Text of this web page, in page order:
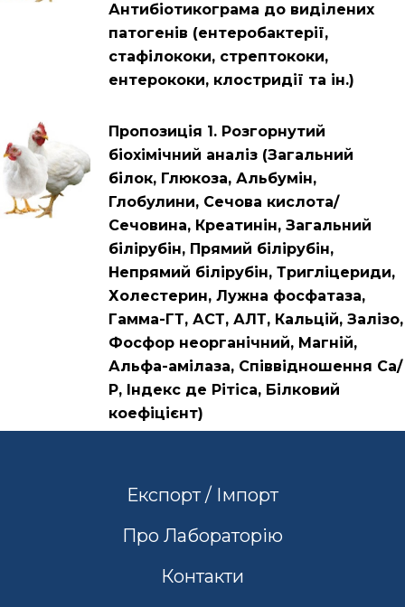
Антибіотикограма до виділених
патогенів (ентеробактерії,
стафілококи, стрептококи,
ентерококи, клостридії та ін.)
Пропозиція 1. Розгорнутий
біохімічний аналіз (Загальний
білок, Глюкоза, Альбумін,
Глобулини, Сечова кислота/
Сечовина, Креатинін, Загальний
білірубін, Прямий білірубін,
Непрямий білірубін, Тригліцериди,
Холестерин, Лужна фосфатаза,
Гамма-ГТ, АСТ, АЛТ, Кальцій, Залізо,
Фосфор неорганічний, Магній,
Альфа-амілаза, Співвідношення Са/
Р, Індекс де Рітіса, Білковий
коефіцієнт)
Експорт / Імпорт
Про Лабораторію
Контакти